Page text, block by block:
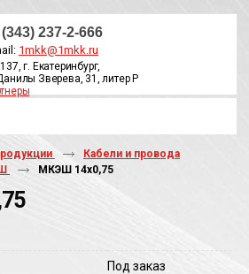
237-2-666
1mkk@1mkk.ru
г. Екатеринбург,
Зверева, 31, литер Р
Кабели и провода
МКЭШ 14х0,75
Под заказ